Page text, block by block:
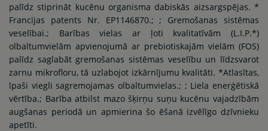
palīdz stiprināt kucēnu organisma dabiskās aizsargspējas. *
Francijas patents Nr. EP1146870.; ; Gremošanas sistēmas
veselībai.; Barības vielas ar ļoti kvalitatīvām (L.I.P.*)
olbaltumvielām apvienojumā ar prebiotiskajām vielām (FOS)
palīdz saglabāt gremošanas sistēmas veselību un līdzsvarot
zarnu mikroﬂoru, tā uzlabojot izkārnījumu kvalitāti. *Atlasītas,
īpaši viegli sagremojamas olbaltumvielas.; ; Liela enerģētiskā
vērtība.; Barība atbilst mazo šķirņu suņu kucēnu vajadzībām
augšanas periodā un apmierina šo ēšanā izvēlīgo dzīvnieku
apetīti.